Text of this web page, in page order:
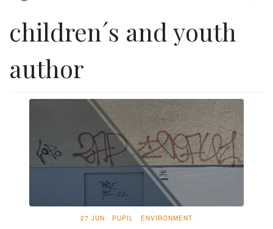
children´s and youth
author
27 JUN PUPIL ENVIRONMENT